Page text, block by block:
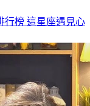
行榜 這星座遇見心